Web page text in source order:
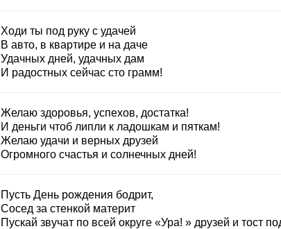
Ходи ты под руку с удачей
В авто, в квартире и на даче
Удачных дней, удачных дам
И радостных сейчас сто грамм!
Желаю здоровья, успехов, достатка!
И деньги чтоб липли к ладошкам и пяткам!
Желаю удачи и верных друзей
Огромного счастья и солнечных дней!
Пусть День рождения бодрит,
Сосед за стенкой материт
Пускай звучат по всей округе «Ура! » друзей и тост